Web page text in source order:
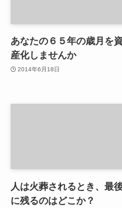
あなたの６５年の歳月を
産化しませんか
2014年6月18日
人は火葬されるとき、最
に残るのはどこか？